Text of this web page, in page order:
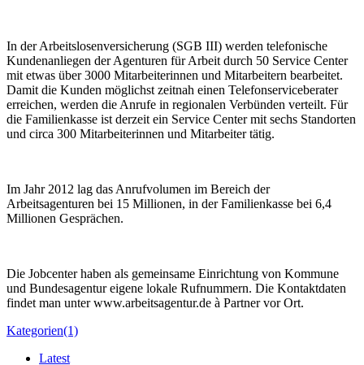
In der Arbeitslosenversicherung (SGB III) werden telefonische
Kundenanliegen der Agenturen für Arbeit durch 50 Service Center
mit etwas über 3000 Mitarbeiterinnen und Mitarbeitern bearbeitet.
Damit die Kunden möglichst zeitnah einen Telefonserviceberater
erreichen, werden die Anrufe in regionalen Verbünden verteilt. Für
die Familienkasse ist derzeit ein Service Center mit sechs Standorten
und circa 300 Mitarbeiterinnen und Mitarbeiter tätig.
Im Jahr 2012 lag das Anrufvolumen im Bereich der
Arbeitsagenturen bei 15 Millionen, in der Familienkasse bei 6,4
Millionen Gesprächen.
Die Jobcenter haben als gemeinsame Einrichtung von Kommune
und Bundesagentur eigene lokale Rufnummern. Die Kontaktdaten
findet man unter www.arbeitsagentur.de à Partner vor Ort.
Kategorien(1)
Latest